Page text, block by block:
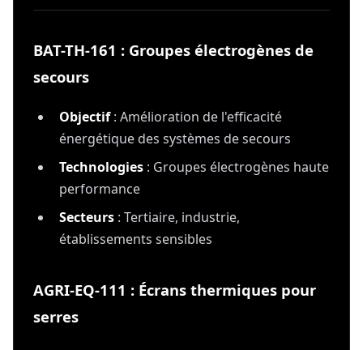
BAT-TH-161 : Groupes électrogènes de
secours
Objectif: Amélioration de l'efficacité
énergétique des systèmes de secours
Technologies : Groupes électrogènes haute
performance
Secteurs : Tertiaire, industrie,
établissements sensibles
AGRI-EQ-111 : Écrans thermiques pour
serres